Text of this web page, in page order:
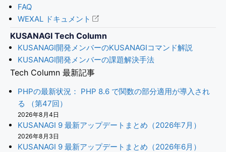
FAQ
WEXAL ドキュメント
KUSANAGI Tech Column
KUSANAGI開発メンバーのKUSANAGIコマンド解説
KUSANAGI開発メンバーの課題解決手法
Tech Column 最新記事
PHPの最新状況： PHP 8.6 で関数の部分適用が導入され
る （第47回）
2026年8月4日
KUSANAGI 9 最新アップデートまとめ（2026年7月）
2026年8月3日
KUSANAGI 9 最新アップデートまとめ（2026年6月）